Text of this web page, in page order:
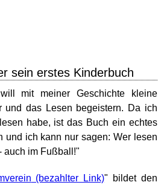
sein erstes Kinderbuch
mit meiner Geschichte kleine
und das Lesen begeistern. Da ich
habe, ist das Buch ein echtes
und ich kann nur sagen: Wer lesen
auch im Fußball!"
" bildet den